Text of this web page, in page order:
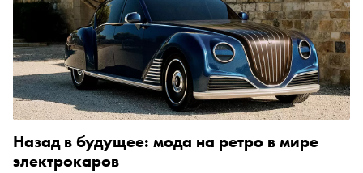
Назад в будущее: мода на ретро в мире
электрокаров